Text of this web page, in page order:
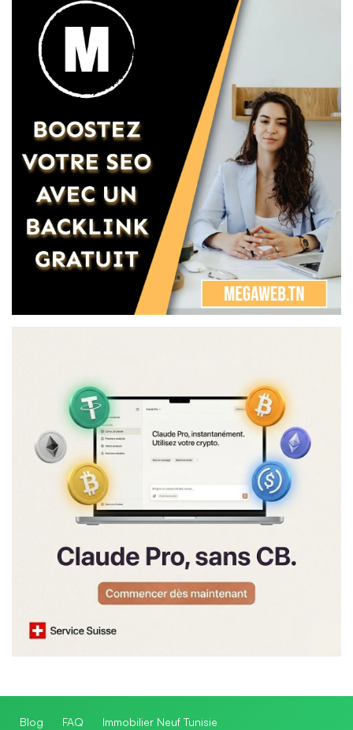
Blog FAQ Immobilier Neuf Tunisie